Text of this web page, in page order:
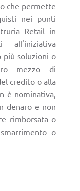
che permette
nei punti
Retail in
all'iniziativa
più soluzioni o
mezzo di
credito o alla
è nominativa,
denaro e non
rimborsata o
o